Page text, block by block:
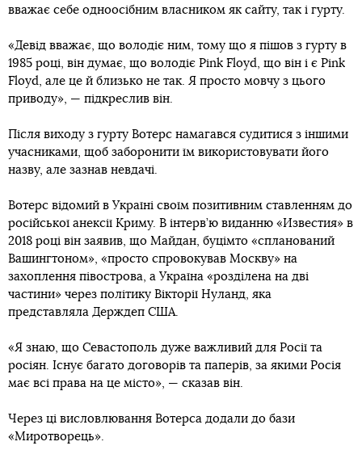
вважає себе одноосібним власником як сайту, так і гурту.
«Девід вважає, що володіє ним, тому що я пішов з гурту в
1985 році, він думає, що володіє Pink Floyd, що він і є Pink
Floyd, але це й близько не так. Я просто мовчу з цього
приводу», — підкреслив він.
Після виходу з гурту Вотерс намагався судитися з іншими
учасниками, щоб заборонити їм використовувати його
назву, але зазнав невдачі.
Вотерс відомий в Україні своїм позитивним ставленням до
російської анексії Криму. В інтерв’ю виданню «Известия» в
2018 році він заявив, що Майдан, буцімто «спланований
Вашингтоном», «просто спровокував Москву» на
захоплення півострова, а Україна «розділена на дві
частини» через політику Вікторії Нуланд, яка
представляла Держдеп США.
«Я знаю, що Севастополь дуже важливий для Росії та
росіян. Існує багато договорів та паперів, за якими Росія
має всі права на це місто», — сказав він.
Через ці висловлювання Вотерса додали до бази
«Миротворець».